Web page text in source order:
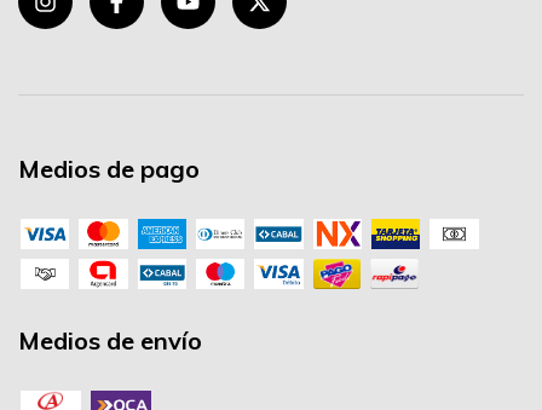
Medios de pago
Medios de envío